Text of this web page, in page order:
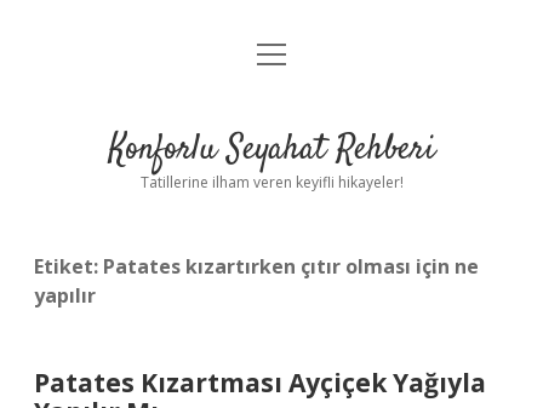
Anasayfa
Yasal Uyarı
menüyü
Konforlu Seyahat Rehberi
Tatillerine ilham veren keyifli hikayeler!
Etiket: Patates kızartırken çıtır olması için ne
yapılır
Patates Kızartması Ayçiçek Yağıyla